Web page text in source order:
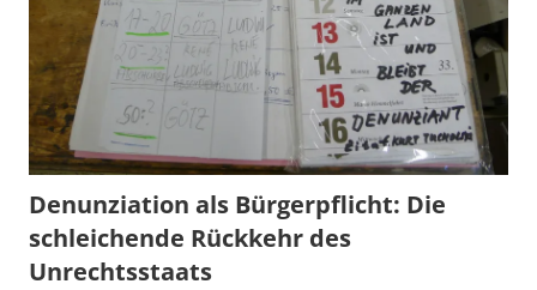
Untergangs",
"Hexenjagd",
"Das
Grauen"
und
Deutschland"
Denunziation als Bürgerpflicht: Die
schleichende Rückkehr des
Unrechtsstaats